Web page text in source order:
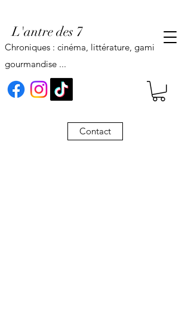
L'antre des 7
Contact
Chroniques : cinéma, littérature, gaming,
gourmandise ...